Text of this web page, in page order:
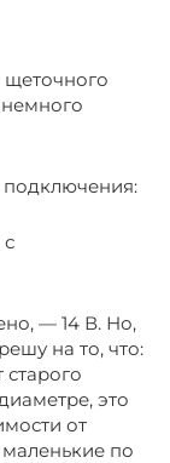
щеточного
подключения:
— 14 В. Но,
на то, что:
старого
это
от
по